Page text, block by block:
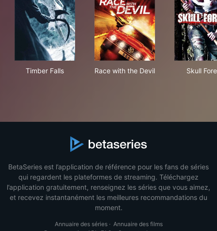
Timber Falls Race with the Devil Skull
BetaSeries est l’application de référence pour les fans de séries
qui regardent les plateformes de streaming. Téléchargez
l’application gratuitement, renseignez les séries que vous aimez,
et recevez instantanément les meilleures recommandations du
moment.
Annuaire des séries· Annuaire des films